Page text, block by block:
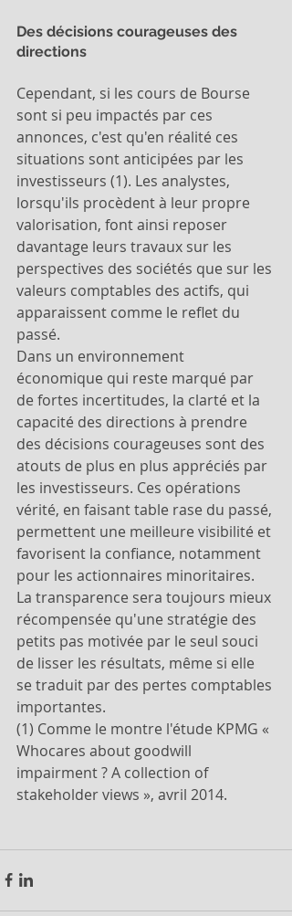
Des décisions courageuses des
directions
Cependant, si les cours de Bourse
sont si peu impactés par ces
annonces, c'est qu'en réalité ces
situations sont anticipées par les
investisseurs (1). Les analystes,
lorsqu'ils procèdent à leur propre
valorisation, font ainsi reposer
davantage leurs travaux sur les
perspectives des sociétés que sur les
valeurs comptables des actifs, qui
apparaissent comme le reflet du
passé.
Dans un environnement
économique qui reste marqué par
de fortes incertitudes, la clarté et la
capacité des directions à prendre
des décisions courageuses sont des
atouts de plus en plus appréciés par
les investisseurs. Ces opérations
vérité, en faisant table rase du passé,
permettent une meilleure visibilité et
favorisent la confiance, notamment
pour les actionnaires minoritaires.
La transparence sera toujours mieux
récompensée qu'une stratégie des
petits pas motivée par le seul souci
de lisser les résultats, même si elle
se traduit par des pertes comptables
importantes.
(1) Comme le montre l'étude KPMG «
Whocares about goodwill
impairment ? A collection of
stakeholder views », avril 2014.